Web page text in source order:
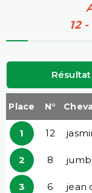
12
Résultat
Place N°
1 12
2 8
3 6 jean